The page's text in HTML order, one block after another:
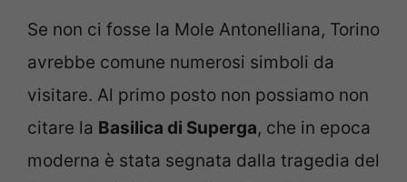
Se non ci fosse la Mole Antonelliana, Torino
avrebbe comune numerosi simboli da
visitare. Al primo posto non possiamo non
citare la Basilica di Superga, che in epoca
moderna è stata segnata dalla tragedia del